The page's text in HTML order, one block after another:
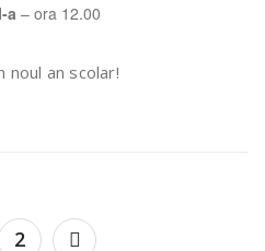
a – ora 12.00
noul an scolar!
2